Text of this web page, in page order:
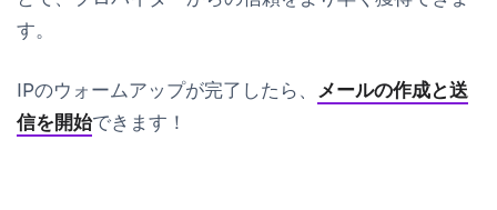
す。
IPのウォームアップが完了したら、 メールの作成と送
信を開始できます！